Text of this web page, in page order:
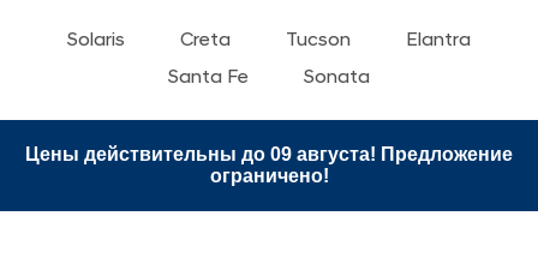
Solaris Creta Tucson
Elantra
Santa Fe
Sonata
Цены действительны до 09 августа! Предложение
ограничено!